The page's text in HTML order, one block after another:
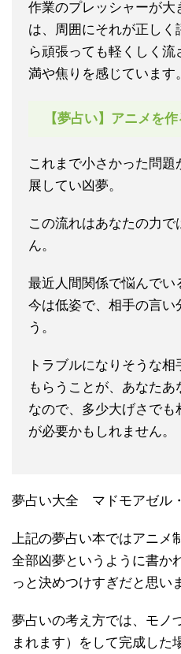
作業のプレッシャーが大
は、周囲にそれが正しく
ら頑張っても軽くしく
満や焦りを感じています。
【夢占い】アニメを
これまで小さかった問
展してい凶夢。
この流れはあなたの力
ん。
最近人間関係で悩んでい
今は低姿で、相手の言い
う。
トラブルになりそうな
もらうことが、あなた
なので、多少大げさでも
が必要かもしれません。
夢占い大全 マドモアゼル
上記の夢占い本ではアニメ
全部凶夢というように書か
っと決めつけすぎだと思い
夢占いの考え方では、モノ
まれます）をして完成した